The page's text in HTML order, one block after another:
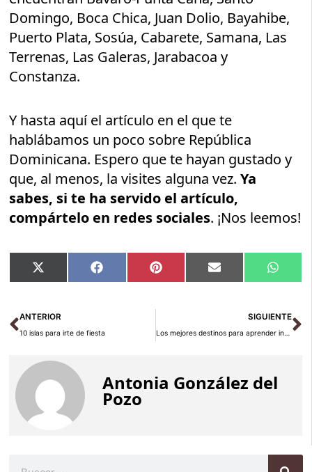
Domingo, Boca Chica, Juan Dolio, Bayahibe,
Puerto Plata, Sosúa, Cabarete, Samana, Las
Terrenas, Las Galeras, Jarabacoa y
Constanza.
Y hasta aquí el artículo en el que te
hablábamos un poco sobre República
Dominicana. Espero que te hayan gustado y
que, al menos, la visites alguna vez.Ya
sabes, si te ha servido el artículo,
compártelo en redes sociales. ¡Nos leemos!
Compartir
en
X
(Twitter)
Compartir
en
Facebook Compartir
en
Pinterest Compartir
en
Email
en
Ant
ANTERIOR
10 islas para irte de fiesta
SIGUIENTE
Los mejores destinos para aprender inglés
Antonia González del
Pozo